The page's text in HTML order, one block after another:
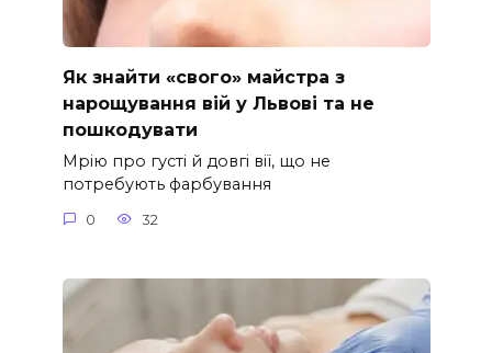
Як знайти «свого» майстра з
нарощування вій у Львові та не
пошкодувати
Мрію про густі й довгі вії, що не
потребують фарбування
0 32